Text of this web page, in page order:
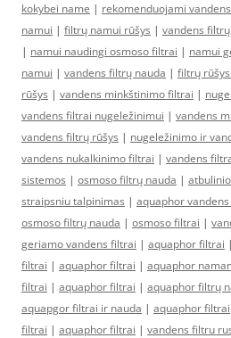
kokybei name | rekomenduojami
namui | filtrų namui rūšys | vandens
| namui naudingi osmoso filtrai | namui
namui | vandens filtrų nauda | filtrų
rūšys | vandens minkštinimo filtrai |
vandens filtrai nugeležinimui | vandens
vandens filtrų rūšys | nugeležinimo ir
vandens nukalkinimo filtrai | vandens
sistemos | osmoso filtrų nauda |
straipsniu talpinimas | aquaphor
osmoso filtrų nauda | osmoso filtrai |
geriamo vandens filtrai | aquaphor filtrai |
filtrai | aquaphor filtrai | aquaphor
filtrai | aquaphor filtrai | aquaphor filtrų
aquapgor filtrai ir nauda | aquaphor filtrai
filtrai | aquaphor filtrai | vandens filtru